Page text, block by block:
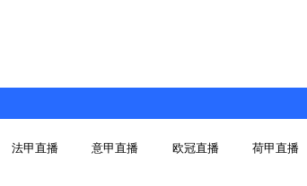
法甲直播 意甲直播 欧冠直播 荷甲直播